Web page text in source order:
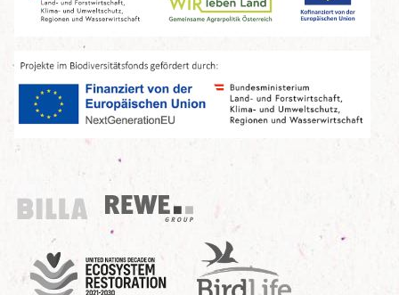
Billa
REWE Group
UN Decade
Birdlife